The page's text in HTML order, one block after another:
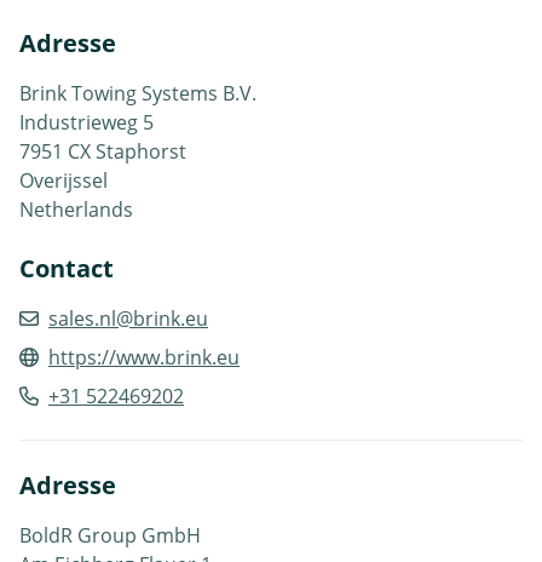
Adresse
Brink Towing Systems B.V.
Industrieweg 5
7951 CX Staphorst
Overijssel
Netherlands
Contact
sales.nl@brink.eu
https://www.brink.eu
+31 522469202
Adresse
BoldR Group GmbH